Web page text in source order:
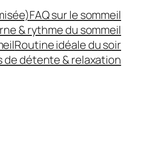
FAQ sur le sommeil
& rythme du sommeil
Routine idéale du soir
de détente & relaxation